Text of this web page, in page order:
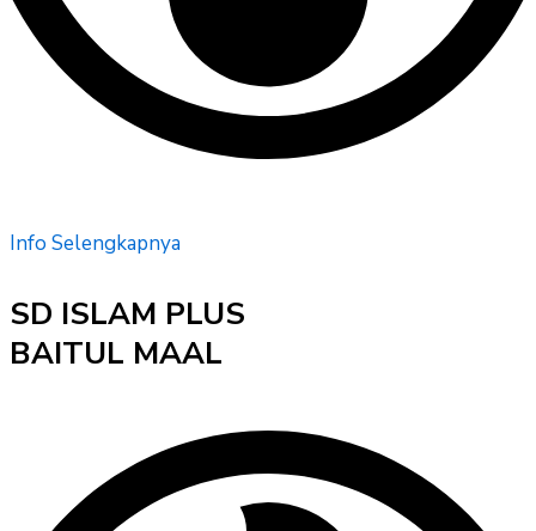
Info Selengkapnya
SD ISLAM PLUS
BAITUL MAAL